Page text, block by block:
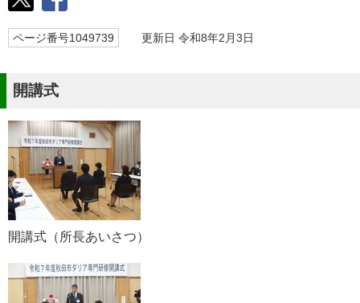
ページ番号1049739 更新日 令和8年2月3日
開講式
開講式（所長あいさつ）